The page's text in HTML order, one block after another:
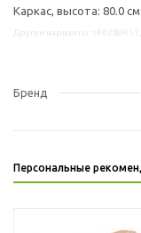
Каркас, высота: 80.0 см
Бренд
Персональные